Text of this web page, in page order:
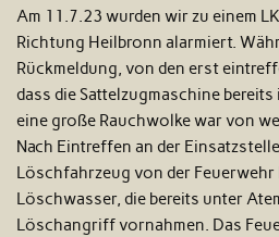
Am 11.7.23 wurden wir zu einem
Richtung Heilbronn alarmiert.
Rückmeldung, von den erst
dass die Sattelzugmaschine
eine große Rauchwolke war von
Nach Eintreffen an der
Löschfahrzeug von der
Löschwasser, die bereits unter
Löschangriff vornahmen. Das